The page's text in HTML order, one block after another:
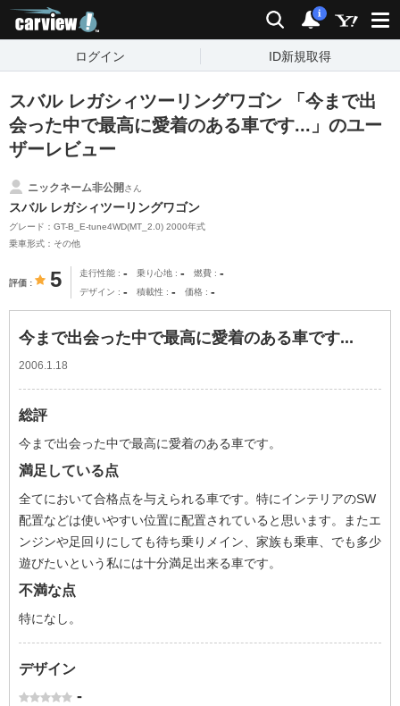
検索 通知
i
ログイン ID新規取得
スバル レガシィツーリングワゴン 「今まで出
会った中で最高に愛着のある車です...」のユー
ザーレビュー
ニックネーム非公開さん
スバル レガシィツーリングワゴン
グレード：GT-B_E-tune4WD(MT_2.0) 2000年式
乗車形式：その他
評価 5 走行性能 - 乗り心地 - 燃費 -
デザイン - 積載性 - 価格 -
今まで出会った中で最高に愛着のある車です...
2006.1.18
総評
今まで出会った中で最高に愛着のある車です。
満足している点
全てにおいて合格点を与えられる車です。特にインテリアのSW
配置などは使いやすい位置に配置されていると思います。またエ
ンジンや足回りにしても待ち乗りメイン、家族も乗車、でも多少
遊びたいという私には十分満足出来る車です。
不満な点
特になし。
デザイン
-